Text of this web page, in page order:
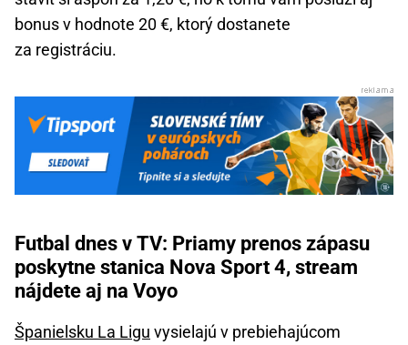
bonus v hodnote 20 €, ktorý dostanete
za registráciu.
Futbal dnes v TV: Priamy prenos zápasu
poskytne stanica Nova Sport 4, stream
nájdete aj na Voyo
Španielsku La Ligu vysielajú v prebiehajúcom